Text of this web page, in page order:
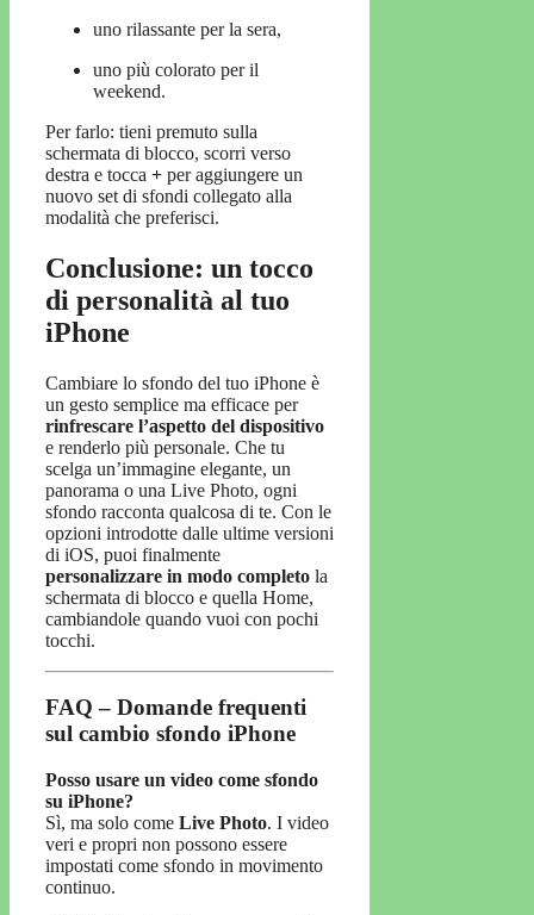
uno rilassante per la sera,
uno più colorato per il
weekend.
Per farlo: tieni premuto sulla
schermata di blocco, scorri verso
destra e tocca + per aggiungere un
nuovo set di sfondi collegato alla
modalità che preferisci.
Conclusione: un tocco
di personalità al tuo
iPhone
Cambiare lo sfondo del tuo iPhone è
un gesto semplice ma efficace per
rinfrescare l’aspetto del dispositivo
e renderlo più personale. Che tu
scelga un’immagine elegante, un
panorama o una Live Photo, ogni
sfondo racconta qualcosa di te. Con le
opzioni introdotte dalle ultime versioni
di iOS, puoi finalmente
personalizzare in modo completo la
schermata di blocco e quella Home,
cambiandole quando vuoi con pochi
tocchi.
FAQ – Domande frequenti
sul cambio sfondo iPhone
Posso usare un video come sfondo
su iPhone?
Sì, ma solo come Live Photo. I video
veri e propri non possono essere
impostati come sfondo in movimento
continuo.